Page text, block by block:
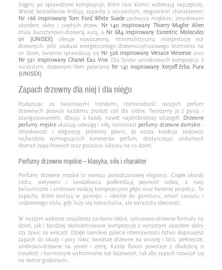
Sięgnij po sprawdzone kompozycje, które nasi klienci wybierają najczęściej.
Wśród bestsellerów królują zapachy z wyrazistym, eleganckim charakterem:
Nr 166 inspirowany Tom Ford White Suedezachwyca miękkim, zmysłowym
akordem skóry i ciepłych drzew, Nr 140 inspirowany Thierry Mugler Alien
otula bursztynowo-drzewną aurą, a Nr 684 inspirowany Escentric Molecules
01 (UNISEX) oferuje nowoczesną, minimalistyczną interpretację nut
drzewnych. Jeśli szukasz energetycznego drzewno-cytrusowego brzmienia na
co dzień, świetnie sprawdzają się Nr 526 inspirowany Versace Versenseoraz
Nr 521 inspirowany Chanel Eau Vive. Dla fanów uniseksowych kompozycji z
soczystym, drzewnym tłem polecamy Nr 141 inspirowany Xerjoff Erba Pura
(UNISEX).
Zapach drzewny dla niej i dla niego
Podążając za światowymi trendami, różnorodność naszych perfum
drzewnych pozwoli każdemu znaleźć coś dla siebie. Tworzymy je z pasją i
zaangażowaniem, dbając o każdy, nawet najdrobniejszy szczegół. Drzewne
perfumy męskieukazują odwagę i siłę, natomiast perfumy drzewne damskie -
zmysłowość i elegancję. Jesteśmy pewni, że nasza kolekcja zadowoli
najbardziej wymagających koneserów perfum, dostarczając unikalnych
doznań zapachowych oraz poczucia luksusu na co dzień.
Perfumy drzewne męskie – klasyka, siła i charakter
Perfumy drzewne męskie to esencja ponadczasowej elegancji. Ciepłe akordy
cedru, wetywerii i sandałowca podkreślają pewność siebie, a nuty
balsamiczne i ambrowe nadają kompozycjom głębi oraz świetnej projekcji. To
zapachy, które zostają w pamięci – idealne do garnituru, smart casualu i
codziennego stylu, gdy liczy się nienachalna, ale wyrazista obecność.
W naszym wyborze znajdziesz zarówno lekkie, cytrusowo-drzewne formuły na
dzień, jak i bardziej skoncentrowane kompozycje z wyraźnym akordem skóry
czy żywic na wieczór. Dzięki szerokiej palecie intensywności łatwo dopasujesz
zapach do okazji i pory roku: świeższe drzewne na wiosnę i lato, pełniejsze,
ambrowo-drzewne na jesień i zimę. Każdy flakon powstaje z dbałością o
trwałość i harmonijne wybrzmienie nut bazowych, tak aby zapach rozwijał się
na skórze godzinami.